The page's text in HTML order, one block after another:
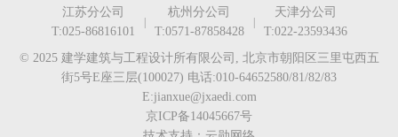
江苏分公司
T:025-86816101
|
杭州分公司
T:0571-87858428
|
天津分公司
T:022-23593436
© 2025 建学建筑与工程设计所有限公司, 北京市朝阳区三里屯西五
街5号E座三层(100027) 电话:010-64652580/81/82/83
E:jianxue@jxaedi.com
京ICP备14045667号